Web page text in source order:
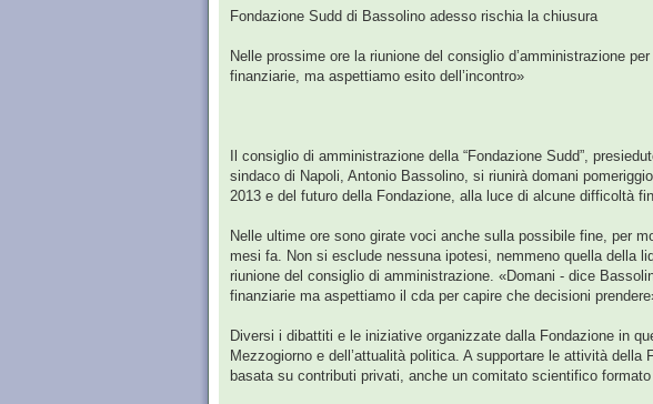
Fondazione Sudd di Bassolino adesso rischia la chiusura
Nelle prossime ore la riunione del consiglio d’amministrazione
finanziarie, ma aspettiamo esito dell’incontro»
Il consiglio di amministrazione della “Fondazione Sudd”,
sindaco di Napoli, Antonio Bassolino, si riunirà domani
2013 e del futuro della Fondazione, alla luce di alcune difficoltà
Nelle ultime ore sono girate voci anche sulla possibile fine, per
mesi fa. Non si esclude nessuna ipotesi, nemmeno quella della
riunione del consiglio di amministrazione. «Domani - dice
finanziarie ma aspettiamo il cda per capire che decisioni
Diversi i dibattiti e le iniziative organizzate dalla Fondazione in
Mezzogiorno e dell’attualità politica. A supportare le attività
basata su contributi privati, anche un comitato scientifico